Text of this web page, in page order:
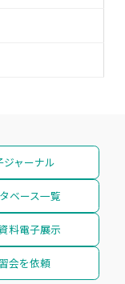
ジャーナル
ベース一覧
料電子展示
会を依頼